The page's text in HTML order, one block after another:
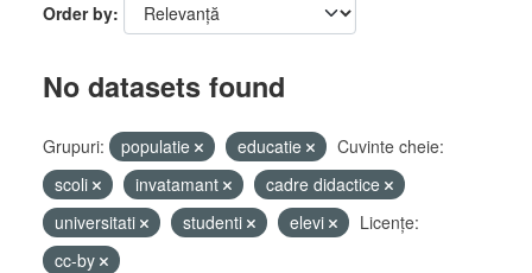
Order by
No datasets found
Grupuri: populatie educatie
Cuvinte cheie:
scoli
invatamant
cadre didactice
universitati
studenti elevi
Licenţe:
cc-by